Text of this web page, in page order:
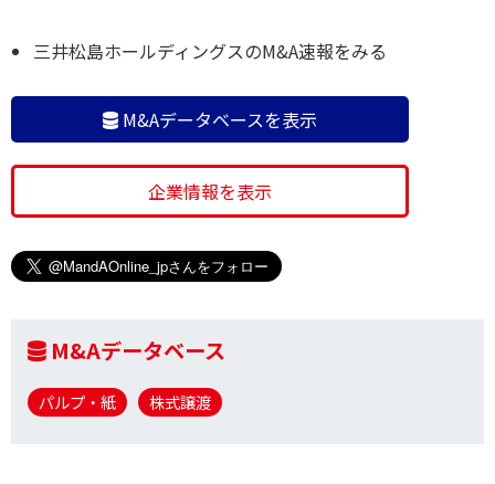
三井松島ホールディングスのM&A速報をみる
M&Aデータベースを表示
企業情報を表示
M&Aデータベース
パルプ・紙 株式譲渡